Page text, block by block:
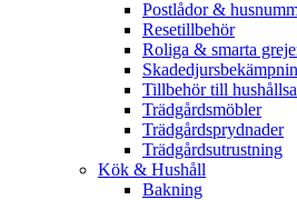
Postlådor &
Resetillbehör
Roliga & smarta
Tillbehör till
Trädgårdsmöbler
Trädgårdsprydnader
Trädgårdsutrustning
Kök & Hushåll
Bakning